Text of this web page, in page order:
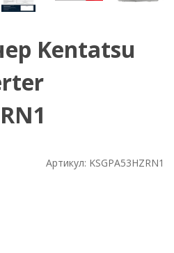
Kentatsu
Артикул: KSGPA53HZRN1